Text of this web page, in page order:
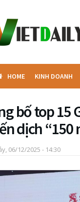
HOME KINH DOANH
bố top 15
dịch “150
06/12/2025 - 14:30